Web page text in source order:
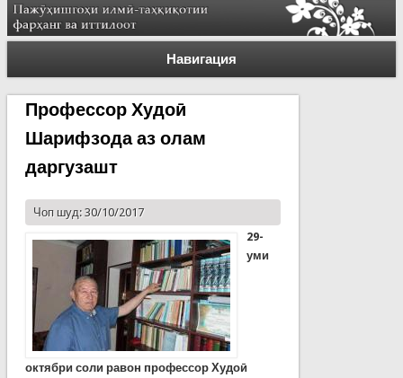
Навигация
Профессор Худоӣ
Шарифзода аз олам
даргузашт
Чоп шуд: 30/10/2017
29-
уми
октябри соли равон профессор Худоӣ